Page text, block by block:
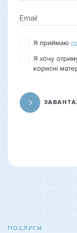
Я приймаю
Я хочу
корисні
ПОСЛУГИ